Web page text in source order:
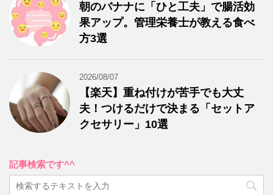
朝のバナナに「ひと工夫」で腸活効
果アップ。管理栄養士が教える食べ
方3選
2026/08/07
【楽天】重ね付けが苦手でも大丈
夫！つけるだけで決まる「セットア
クセサリー」10選
記事検索です^^